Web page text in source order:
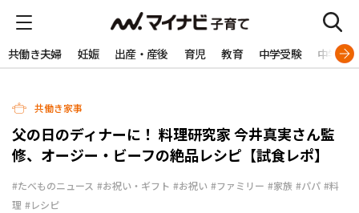
共働き夫婦 妊娠 出産・産後 育児 教育 中学受験 中学生
共働き家事
父の日のディナーに！ 料理研究家 今井真実さん監
修、オージー・ビーフの絶品レシピ【試食レポ】
#たべものニュース #お祝い・ギフト #お祝い #ファミリー #家族 #パパ #料
理 #レシピ